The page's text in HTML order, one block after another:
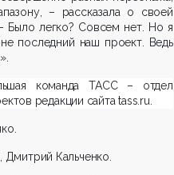
– рассказала о своей
Было легко? Совсем нет. Но я
последний наш проект. Ведь
команда ТАСС – отдел
редакции сайта tass.ru.
Дмитрий Кальченко.